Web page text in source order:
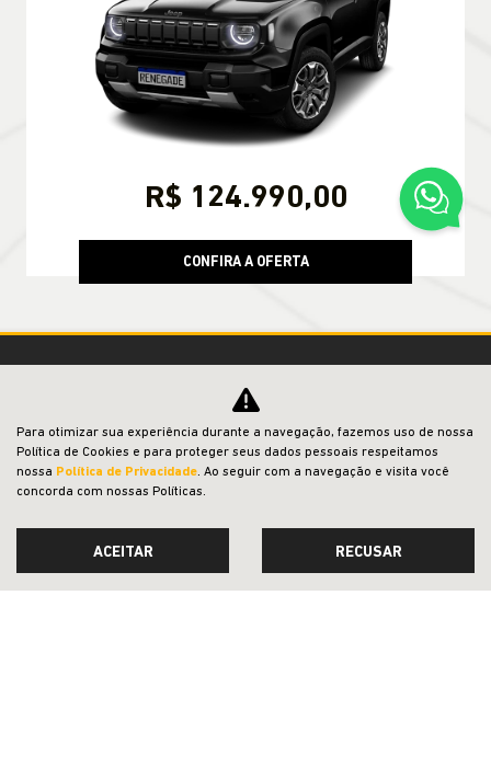
R$ 124.990,00
CONFIRA A OFERTA
CMJ - COMERCIO DE VEICULOS LTDA.
CNPJ: 05.026.792/0010-88
Para otimizar sua experiência durante a navegação, fazemos uso de nossa
Política de Cookies e para proteger seus dados pessoais respeitamos
nossa Política de Privacidade. Ao seguir com a navegação e visita você
concorda com nossas Políticas.
ACEITAR RECUSAR